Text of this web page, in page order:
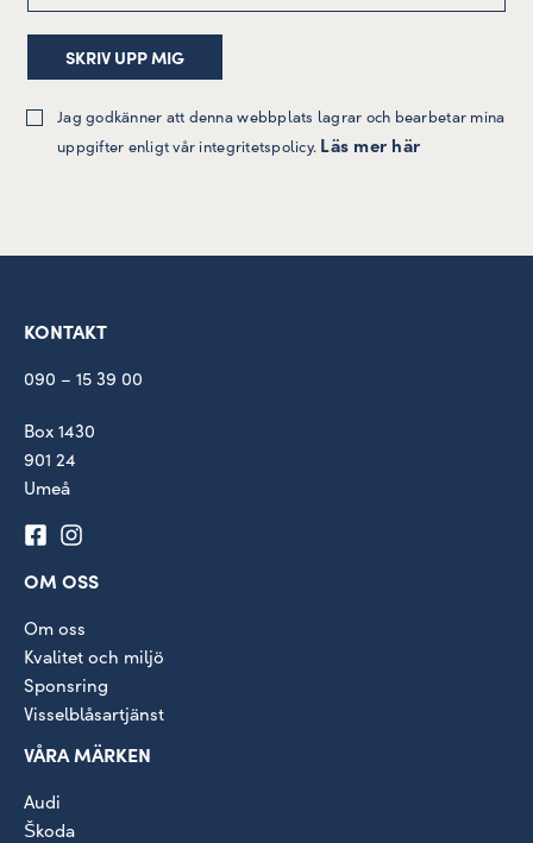
Jag godkänner att denna webbplats lagrar och bearbetar mina
uppgifter enligt vår integritetspolicy. Läs mer här
KONTAKT
Box 1430
901 24
Umeå
090 – 15 39 00
OM OSS
Om oss
Kvalitet och miljö
Sponsring
Visselblåsartjänst
VÅRA MÄRKEN
Audi
Škoda